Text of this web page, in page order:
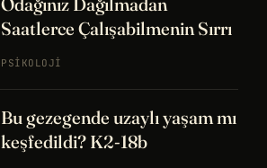
Saatlerce Çalışabilmenin Sırrı
PSIKOLOJI
Bu gezegende uzaylı yaşam mı
keşfedildi? K2-18b